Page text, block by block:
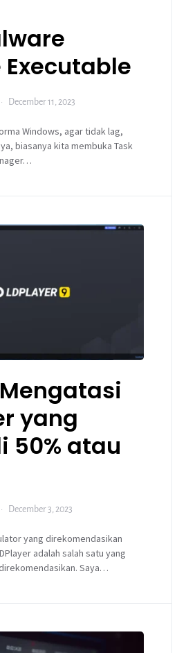
Executable
December 11, 2023
Windows, agar tidak lag,
biasanya kita membuka Task
yang
50% atau
December 3, 2023
yang direkomendasikan
adalah salah satu yang
Saya…